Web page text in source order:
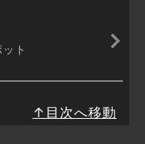
ト
↑目次へ移動